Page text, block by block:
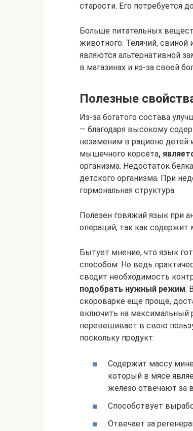
старости. Его потребуется
Больше питательных
животного. Телячий, свиной
являются альтернативной
в магазинах и из-за своей
Полезные
Из-за богатого состава
— благодаря высокому
незаменим в рационе детей
мышечного корсета,
организма. Недостаток
детского организма. При
гормональная структура.
Полезен говяжий язык при
операций, так как содержит
Бытует мнение, что язык
способом. Но ведь
сводит необходимость
подобрать нужный режим.
скороварке еще проще,
включить на максимальный
перевешивает в свою
поскольку продукт:
Содержит массу
который в мясе
железо отвечают за
Способствует
Отвечает за